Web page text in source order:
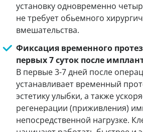
установку одновременно
не требует обьемного
вмешательства.
Фиксация временного
первых 7 суток после
В первые 3-7 дней после
устанавливает временный
эстетику улыбки, а также
регенерации (приживления)
непосредственной нагрузке.